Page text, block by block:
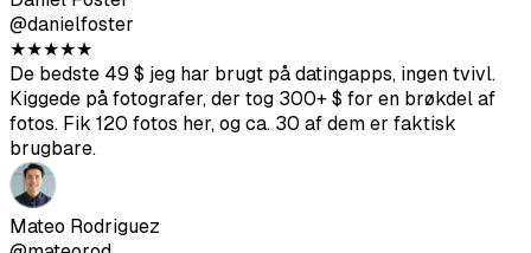
Mateo Rodriguez
@mateorod
★ ★★ ★★
Var skeptisk i starten. Men mine matches steg på Bumble.
Folk begyndte endda at kommentere på mine fotos,
hvilket aldrig skete før.